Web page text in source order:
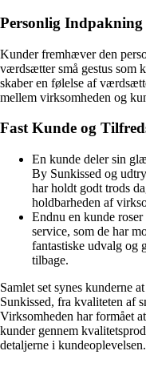
Personlig Indpakning
Kunder fremhæver den
værdsætter små gestus som
skaber en følelse af
mellem virksomheden og
Fast Kunde og
En kunde deler sin
By Sunkissed og
har holdt godt trods
holdbarheden af
Endnu en kunde
service, som de har
fantastiske udvalg og
tilbage.
Samlet set synes kunderne
Sunkissed, fra kvaliteten af
Virksomheden har formået
kunder gennem
detaljerne i kundeoplevelsen.